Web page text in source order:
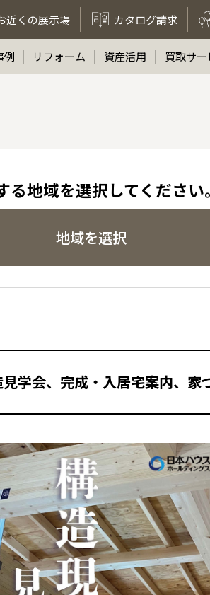
近くの展示場 カタログ請求
例 リフォーム 資産活用 買取サー
る地域を選択してください。
地域を選択
学会、完成・入居宅案内、家
ント